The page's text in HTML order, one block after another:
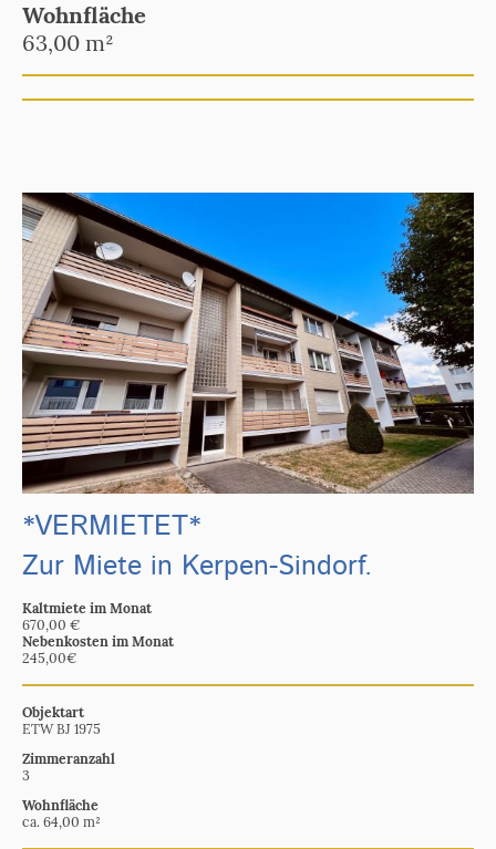
Wohnfläche
63,00 m²
*VERMIETET*
Zur Miete in Kerpen-Sindorf.
Kaltmiete im Monat
670,00 €
Nebenkosten im Monat
245,00€
Objektart
ETW BJ 1975
Zimmeranzahl
3
Wohnfläche
ca. 64,00 m²